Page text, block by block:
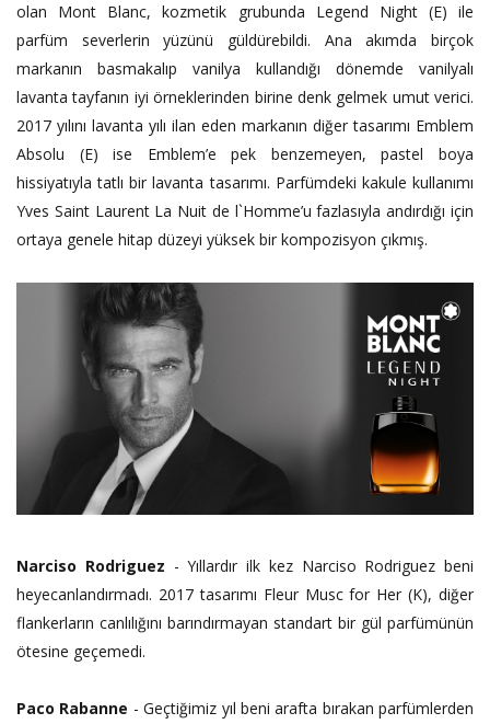
olan Mont Blanc, kozmetik grubunda Legend Night (E) ile
parfüm severlerin yüzünü güldürebildi. Ana akımda birçok
markanın basmakalıp vanilya kullandığı dönemde vanilyalı
lavanta tayfanın iyi örneklerinden birine denk gelmek umut verici.
2017 yılını lavanta yılı ilan eden markanın diğer tasarımı Emblem
Absolu (E) ise Emblem’e pek benzemeyen, pastel boya
hissiyatıyla tatlı bir lavanta tasarımı. Parfümdeki kakule kullanımı
Yves Saint Laurent La Nuit de l`Homme’u fazlasıyla andırdığı için
ortaya genele hitap düzeyi yüksek bir kompozisyon çıkmış.
Narciso Rodriguez - Yıllardır ilk kez Narciso Rodriguez beni
heyecanlandırmadı. 2017 tasarımı Fleur Musc for Her (K), diğer
flankerların canlılığını barındırmayan standart bir gül parfümünün
ötesine geçemedi.
Paco Rabanne - Geçtiğimiz yıl beni arafta bırakan parfümlerden